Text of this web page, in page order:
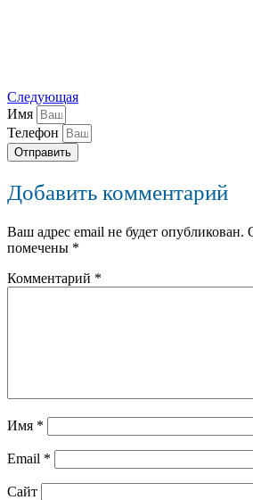
Следующая
Имя
Телефон
Отправить
Добавить комментарий
Ваш адрес email не будет опубликован.
помечены *
Комментарий *
Имя *
Email *
Сайт